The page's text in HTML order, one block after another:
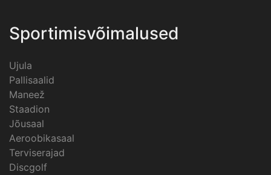
Sportimisvõimalused
Ujula
Pallisaalid
Maneež
Staadion
Jõusaal
Aeroobikasaal
Terviserajad
Discgolf